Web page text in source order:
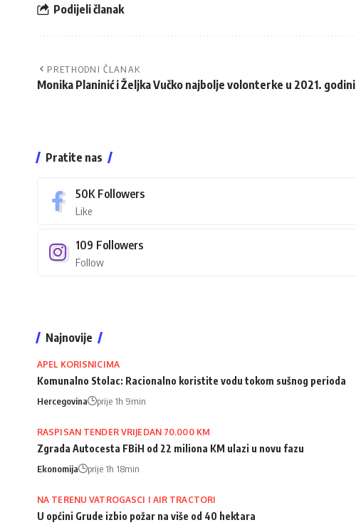
Podijeli članak
PRETHODNI ČLANAK
Monika Planinić i Željka Vučko najbolje volonterke u 2021. godini
Pratite nas
50K Followers
Like
109 Followers
Follow
Najnovije
APEL KORISNICIMA
Komunalno Stolac: Racionalno koristite vodu tokom sušnog perioda
Hercegovina prije 1h 9min
RASPISAN TENDER VRIJEDAN 70.000 KM
Zgrada Autocesta FBiH od 22 miliona KM ulazi u novu fazu
Ekonomija prije 1h 18min
NA TERENU VATROGASCI I AIR TRACTORI
U općini Grude izbio požar na više od 40 hektara